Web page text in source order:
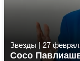
Звезды | 27
Сосо